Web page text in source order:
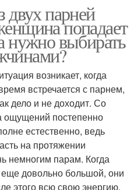
двух парней
попадает
нужно выбирать
возникает, когда
встречается с парнем,
дело и не доходит. Со
ощущений постепенно
естественно, ведь
на протяжении
немногим парам. Когда
довольно большой, они
этого всю свою энергию,